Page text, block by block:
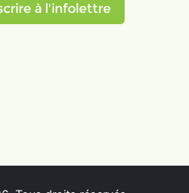
à l'infolettre